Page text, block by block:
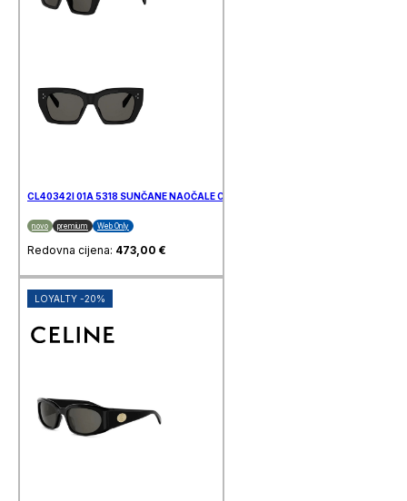
CL40342I 01A 5318 SUNČANE NAOČALE CELINE
novo premium Web Only
Redovna cijena: 473,00 €
LOYALTY -20%